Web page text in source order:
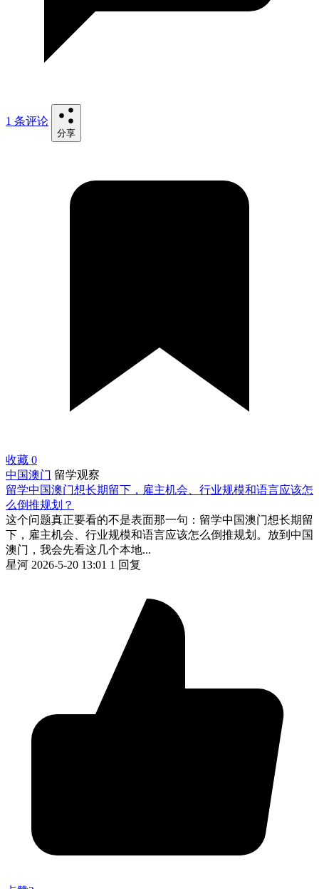
1 条评论
分享
收藏 0
中国澳门 留学观察
留学中国澳门想长期留下，雇主机会、行业规模和语言应该怎
么倒推规划？
这个问题真正要看的不是表面那一句：留学中国澳门想长期留
下，雇主机会、行业规模和语言应该怎么倒推规划。放到中国
澳门，我会先看这几个本地...
星河 2026-5-20 13:01 1 回复